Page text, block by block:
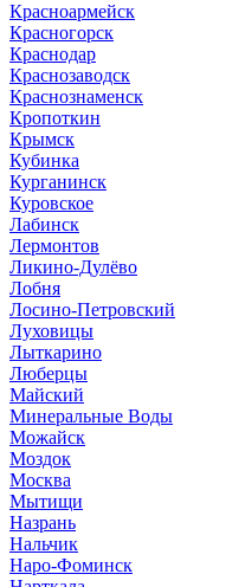
Красноармейск
Красногорск
Краснодар
Краснозаводск
Краснознаменск
Кропоткин
Крымск
Кубинка
Курганинск
Куровское
Лабинск
Лермонтов
Ликино-Дулёво
Лобня
Лосино-Петровский
Луховицы
Лыткарино
Люберцы
Майский
Минеральные Воды
Можайск
Моздок
Москва
Мытищи
Назрань
Нальчик
Наро-Фоминск